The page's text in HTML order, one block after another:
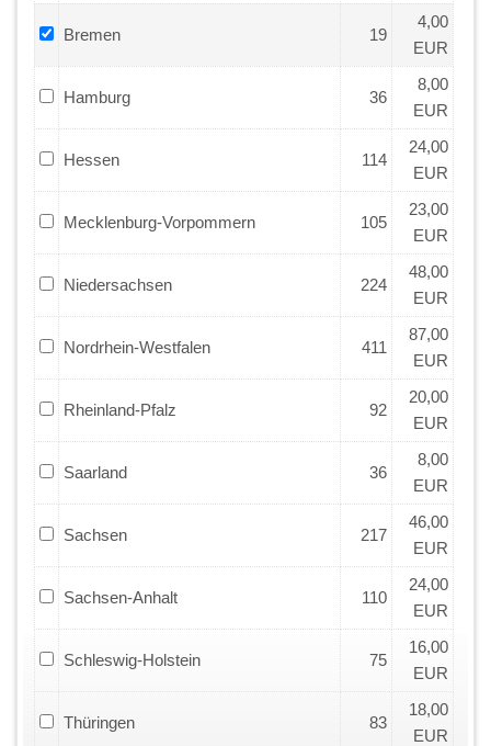
Bremen 19
4,00
EUR
Hamburg 36
8,00
EUR
Hessen 114
24,00
EUR
Mecklenburg-Vorpommern 105
23,00
EUR
Niedersachsen 224
48,00
EUR
Nordrhein-Westfalen 411
87,00
EUR
Rheinland-Pfalz 92
20,00
EUR
Saarland 36
8,00
EUR
Sachsen 217
46,00
EUR
Sachsen-Anhalt 110
24,00
EUR
Schleswig-Holstein 75
16,00
EUR
Thüringen 83
18,00
EUR